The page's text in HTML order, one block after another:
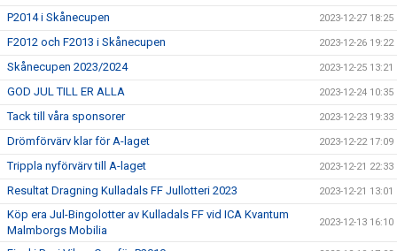
P2014 i Skånecupen 2023-12-27 18:25
F2012 och F2013 i Skånecupen 2023-12-26 19:22
Skånecupen 2023/2024 2023-12-25 13:21
GOD JUL TILL ER ALLA 2023-12-24 10:35
Tack till våra sponsorer 2023-12-23 19:33
Drömförvärv klar för A-laget 2023-12-22 17:09
Trippla nyförvärv till A-laget 2023-12-21 22:33
Resultat Dragning Kulladals FF Jullotteri 2023 2023-12-21 13:01
Köp era Jul-Bingolotter av Kulladals FF vid ICA Kvantum
Malmborgs Mobilia
2023-12-13 16:10